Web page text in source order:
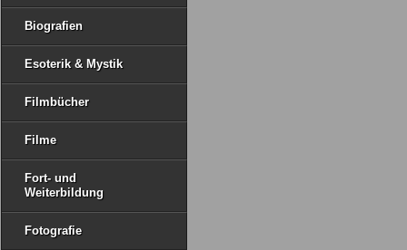
Biografien
Esoterik & Mystik
Filmbücher
Filme
Fort- und
Weiterbildung
Fotografie